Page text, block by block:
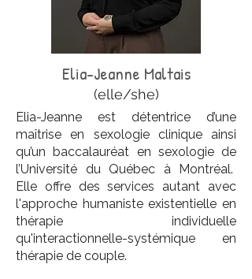
Elia-Jeanne Maltais
(elle/she)
Elia-Jeanne est détentrice d’une
maîtrise en sexologie clinique ainsi
qu’un baccalauréat en sexologie de
l’Université du Québec à Montréal.
Elle offre des services autant avec
l'approche humaniste existentielle en
thérapie individuelle
qu'interactionnelle-systémique en
thérapie de couple.